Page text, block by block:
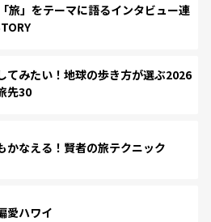
旅」をテーマに語るインタビュー連
てみたい！地球の歩き方が選ぶ2026
先30
かなえる！賢者の旅テクニック
愛ハワイ